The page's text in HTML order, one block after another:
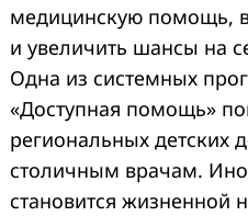
медицинскую помощь,
и увеличить шансы на
Одна из системных
«Доступная помощь»
региональных детских
столичным врачам.
становится жизненной